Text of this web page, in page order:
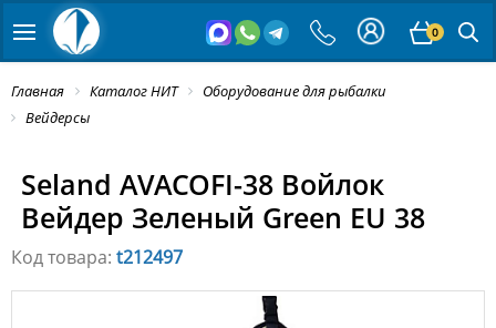
0
Главная Каталог НИТ
Оборудование для рыбалки
Вейдерсы
Seland AVACOFI-38 Войлок
Вейдер Зеленый Green EU 38
Код товара: t212497